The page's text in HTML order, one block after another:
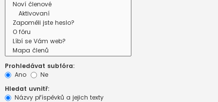
Prohledávat subfóra:
Ano
Ne
Hledat uvnitř:
Názvy příspěvků a jejich texty